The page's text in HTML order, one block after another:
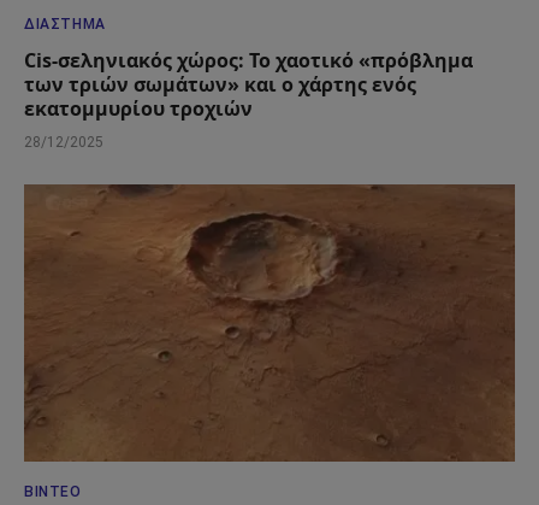
ΔΙΆΣΤΗΜΑ
Cis-σεληνιακός χώρος: Το χαοτικό «πρόβλημα
των τριών σωμάτων» και ο χάρτης ενός
εκατομμυρίου τροχιών
28/12/2025
ΒΊΝΤΕΟ